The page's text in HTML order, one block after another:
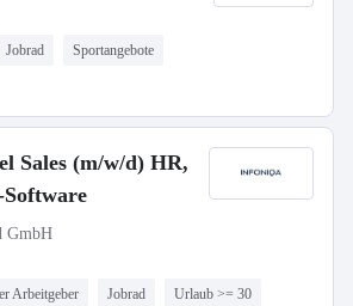
Jobrad Sportangebote
Sales (m/w/d) HR,
GmbH
Arbeitgeber Jobrad Urlaub >= 30